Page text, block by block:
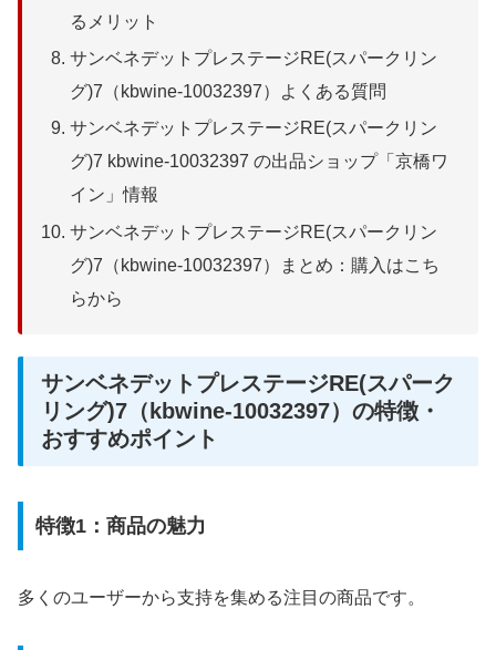
るメリット
サンベネデットプレステージRE(スパークリン
グ)7（kbwine-10032397）よくある質問
サンベネデットプレステージRE(スパークリン
グ)7 kbwine-10032397 の出品ショップ「京橋ワ
イン」情報
サンベネデットプレステージRE(スパークリン
グ)7（kbwine-10032397）まとめ：購入はこち
らから
サンベネデットプレステージRE(スパーク
リング)7（kbwine-10032397）の特徴・
おすすめポイント
特徴1：商品の魅力
多くのユーザーから支持を集める注目の商品です。